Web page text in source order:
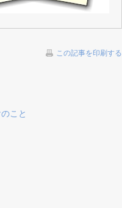
この記事を印刷する
こと